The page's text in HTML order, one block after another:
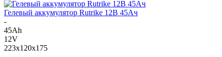
Гелевый аккумулятор Rutrike 12В 45Ач
-
45Ah
12V
223x120x175